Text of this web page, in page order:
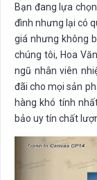
Bạn đang lựa chọn
đình nhưng lại có
giá nhưng không
chúng tôi, Hoa
ngũ nhân viên
đãi cho mọi sản
hàng khó tính
bảo uy tín chất